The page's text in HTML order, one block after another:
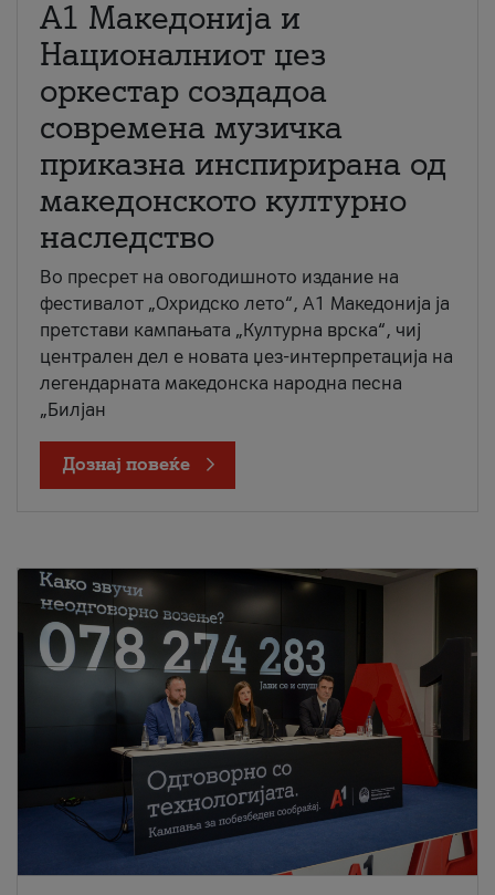
А1 Македонија и
Националниот џез
оркестар создадоа
современа музичка
приказна инспирирана од
македонското културно
наследство
Во пресрет на овогодишното издание на
фестивалот „Охридско лето“, А1 Македонија ја
претстави кампањата „Културна врска“, чиј
централен дел е новата џез-интерпретација на
легендарната македонска народна песна
„Билјан
Дознај повеќе